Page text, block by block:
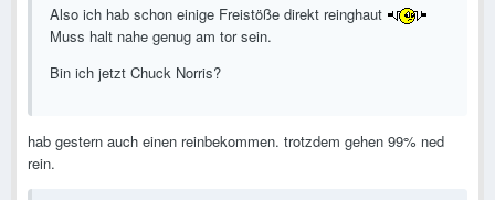
Also ich hab schon einige Freistöße direkt reinghaut
Muss halt nahe genug am tor sein.
Bin ich jetzt Chuck Norris?
hab gestern auch einen reinbekommen. trotzdem gehen 99% ned
rein.